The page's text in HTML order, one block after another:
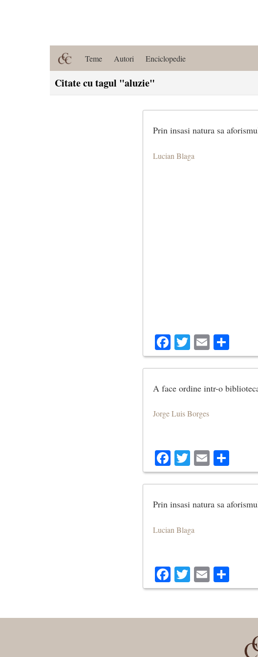
Teme Autori Enciclopedie
Citate cu tagul "aluzie"
Prin insasi natura sa
Lucian Blaga
Facebook
Twitter
Email
A face ordine intr-o
Jorge Luis Borges
Facebook
Twitter
Email
Prin insasi natura sa
Lucian Blaga
Facebook
Twitter
Email